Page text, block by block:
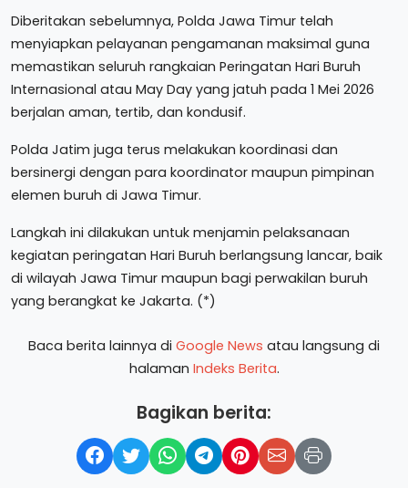
Diberitakan sebelumnya, Polda Jawa Timur telah
menyiapkan pelayanan pengamanan maksimal guna
memastikan seluruh rangkaian Peringatan Hari Buruh
Internasional atau May Day yang jatuh pada 1 Mei 2026
berjalan aman, tertib, dan kondusif.
Polda Jatim juga terus melakukan koordinasi dan
bersinergi dengan para koordinator maupun pimpinan
elemen buruh di Jawa Timur.
Langkah ini dilakukan untuk menjamin pelaksanaan
kegiatan peringatan Hari Buruh berlangsung lancar, baik
di wilayah Jawa Timur maupun bagi perwakilan buruh
yang berangkat ke Jakarta. (*)
Baca berita lainnya di Google News atau langsung di
halaman Indeks Berita.
Bagikan berita: